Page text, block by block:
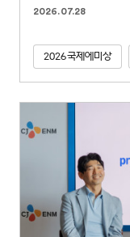
2026.07.28
2026국제에미상